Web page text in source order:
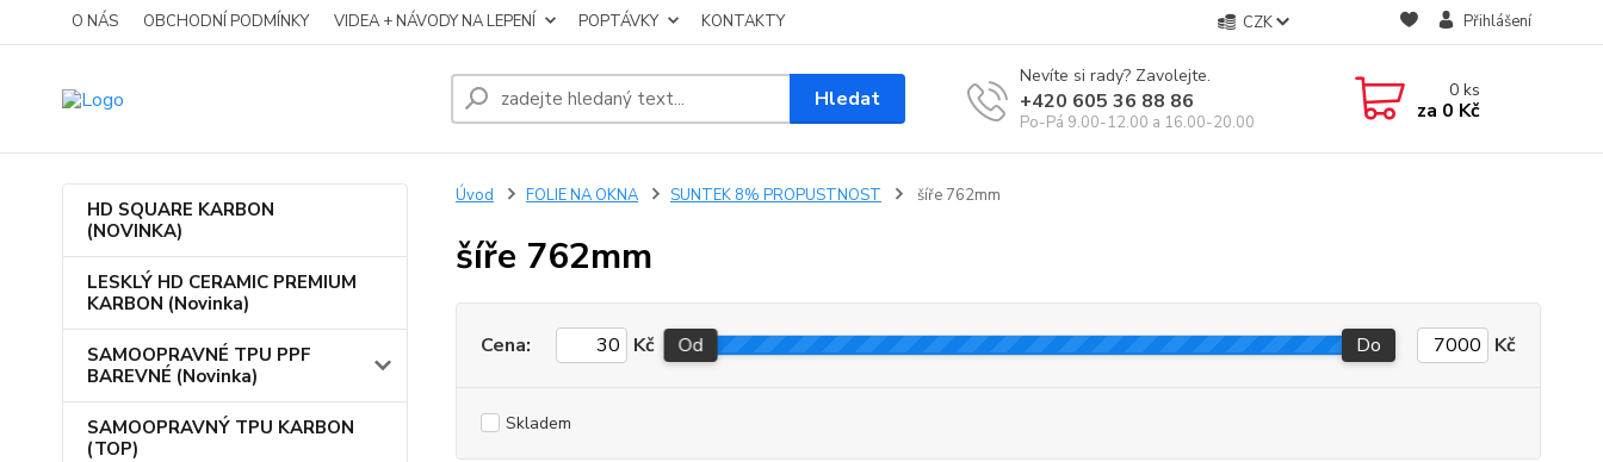
O NÁS OBCHODNÍ PODMÍNKY VIDEA + NÁVODY NA LEPENÍ POPTÁVKY KONTAKTY CZK Přihlášení
Hledat
Nevíte si rady? Zavolejte.
+420 605 36 88 86
Po-Pá 9.00-12.00 a 16.00-20.00
0ks
za 0 Kč
HD SQUARE KARBON
(NOVINKA)
LESKLÝ HD CERAMIC PREMIUM
KARBON (Novinka)
SAMOOPRAVNÉ TPU PPF
BAREVNÉ (Novinka)
SAMOOPRAVNÝ TPU KARBON
(TOP)
Úvod FOLIE NA OKNA SUNTEK 8% PROPUSTNOST šíře 762mm
šíře 762mm
Cena: Kč Od Do Kč
Skladem